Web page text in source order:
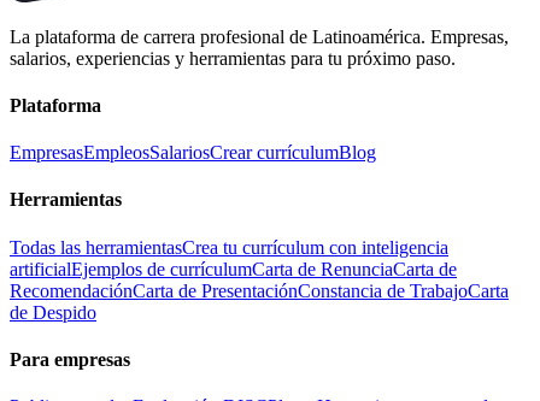
La plataforma de carrera profesional de Latinoamérica. Empresas,
salarios, experiencias y herramientas para tu próximo paso.
Plataforma
EmpresasEmpleosSalariosCrear currículumBlog
Herramientas
Todas las herramientasCrea tu currículum con inteligencia
artificialEjemplos de currículumCarta de RenunciaCarta de
RecomendaciónCarta de PresentaciónConstancia de TrabajoCarta
de Despido
Para empresas